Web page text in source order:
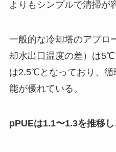
よりもシンプルで清掃が
一般的な冷却塔のアプロ
却水出口温度の差）は
は2.5℃となっており、循
能が優れている。
pPUEは1.1〜1.3を推移し